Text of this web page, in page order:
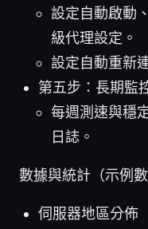
設定自動啟動
級代理設定。
設定自動重新
第五步：長期監
每週測速與穩
日誌。
數據與統計（示例
伺服器地區分佈